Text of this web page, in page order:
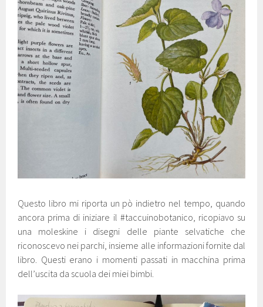
Questo libro mi riporta un pò indietro nel tempo, quando
ancora prima di iniziare il #taccuinobotanico, ricopiavo su
una moleskine i disegni delle piante selvatiche che
riconoscevo nei parchi, insieme alle informazioni fornite dal
libro. Questi erano i momenti passati in macchina prima
dell’uscita da scuola dei miei bimbi.